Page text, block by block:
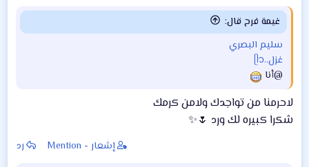
غيمة فرح قال:
سليم البصري
غزل..ᥫ᭡
@أنا
لاحرمنا من تواجدك ولامن كرمك
شكرا كبيره لك ورد 🌷✨
إشعار - Mention رد